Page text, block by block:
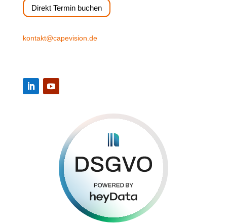
Direkt Termin buchen
kontakt@capevision.de